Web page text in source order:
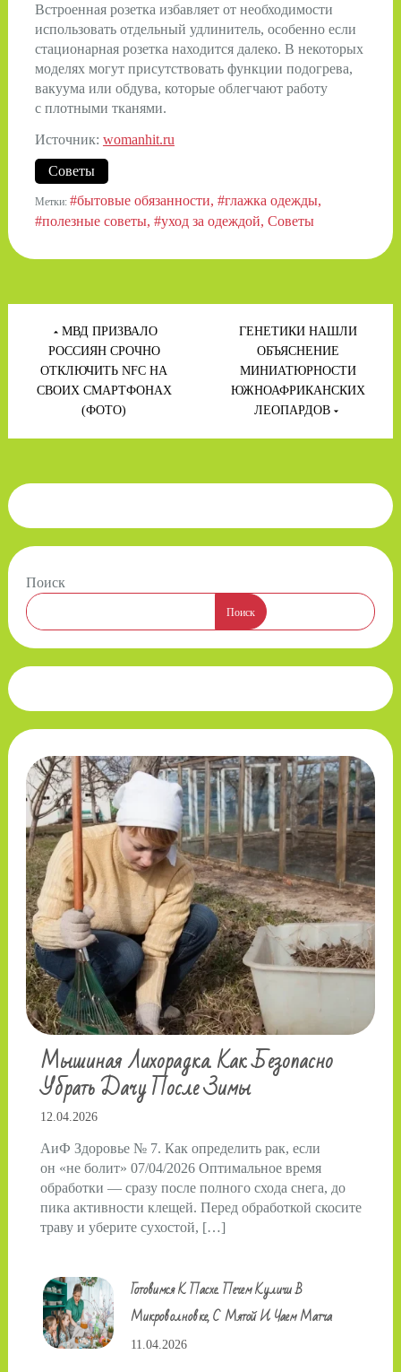
Встроенная розетка избавляет от необходимости
использовать отдельный удлинитель, особенно если
стационарная розетка находится далеко. В некоторых
моделях могут присутствовать функции подогрева,
вакуума или обдува, которые облегчают работу
с плотными тканями.
Источник: womanhit.ru
Советы
Метки: #бытовые обязанности #глажка одежды
#полезные советы #уход за одеждой Советы
Навигация
записям
МВД ПРИЗВАЛО
РОССИЯН СРОЧНО
ОТКЛЮЧИТЬ NFC НА
СВОИХ СМАРТФОНАХ
(ФОТО)
ГЕНЕТИКИ НАШЛИ
ОБЪЯСНЕНИЕ
МИНИАТЮРНОСТИ
ЮЖНОАФРИКАНСКИХ
ЛЕОПАРДОВ
Поиск
Поиск
Мышиная Лихорадка. Как Безопасно
Убрать Дачу После Зимы
12.04.2026
АиФ Здоровье № 7. Как определить рак, если
он «не болит» 07/04/2026 Оптимальное время
обработки — сразу после полного схода снега, до
пика активности клещей. Перед обработкой скосите
траву и уберите сухостой, […]
Готовимся К Пасхе. Печем Куличи В
Микроволновке, С Мятой И Чаем Матча
11.04.2026